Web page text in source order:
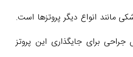
مانند انواع دیگر پروتزها است.
برای جایگذاری این پروتز